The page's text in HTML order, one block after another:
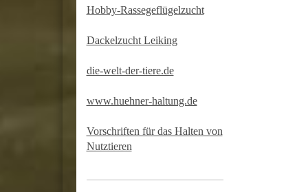
Hobby-Rassegeflügelzucht
Dackelzucht Leiking
die-welt-der-tiere.de
www.huehner-haltung.de
Vorschriften für das Halten von
Nutztieren